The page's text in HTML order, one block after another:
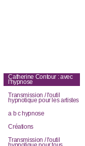
Catherine Contour : avec
l'hypnose
Transmission / l'outil
hypnotique pour les artistes
a b c hypnose
Créations
Transmission / l'outil